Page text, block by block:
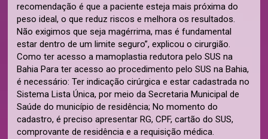
recomendação é que a paciente esteja mais próxima do
peso ideal, o que reduz riscos e melhora os resultados.
Não exigimos que seja magérrima, mas é fundamental
estar dentro de um limite seguro”, explicou o cirurgião.
Como ter acesso a mamoplastia redutora pelo SUS na
Bahia Para ter acesso ao procedimento pelo SUS na Bahia,
é necessário: Ter indicação cirúrgica e estar cadastrada no
Sistema Lista Única, por meio da Secretaria Municipal de
Saúde do município de residência; No momento do
cadastro, é preciso apresentar RG, CPF, cartão do SUS,
comprovante de residência e a requisição médica.